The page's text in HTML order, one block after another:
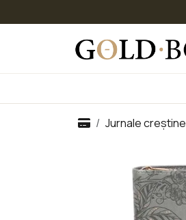
Jurnale creștine